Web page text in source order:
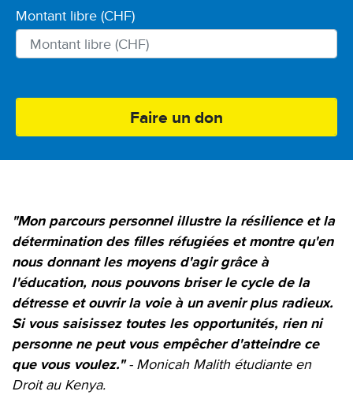
"Mon parcours personnel illustre la résilience et la
détermination des filles réfugiées et montre qu'en
nous donnant les moyens d'agir grâce à
l'éducation, nous pouvons briser le cycle de la
détresse et ouvrir la voie à un avenir plus radieux.
Si vous saisissez toutes les opportunités, rien ni
personne ne peut vous empêcher d'atteindre ce
que vous voulez."- Monicah Malith étudiante en
Droit au Kenya.
Montant libre (CHF)